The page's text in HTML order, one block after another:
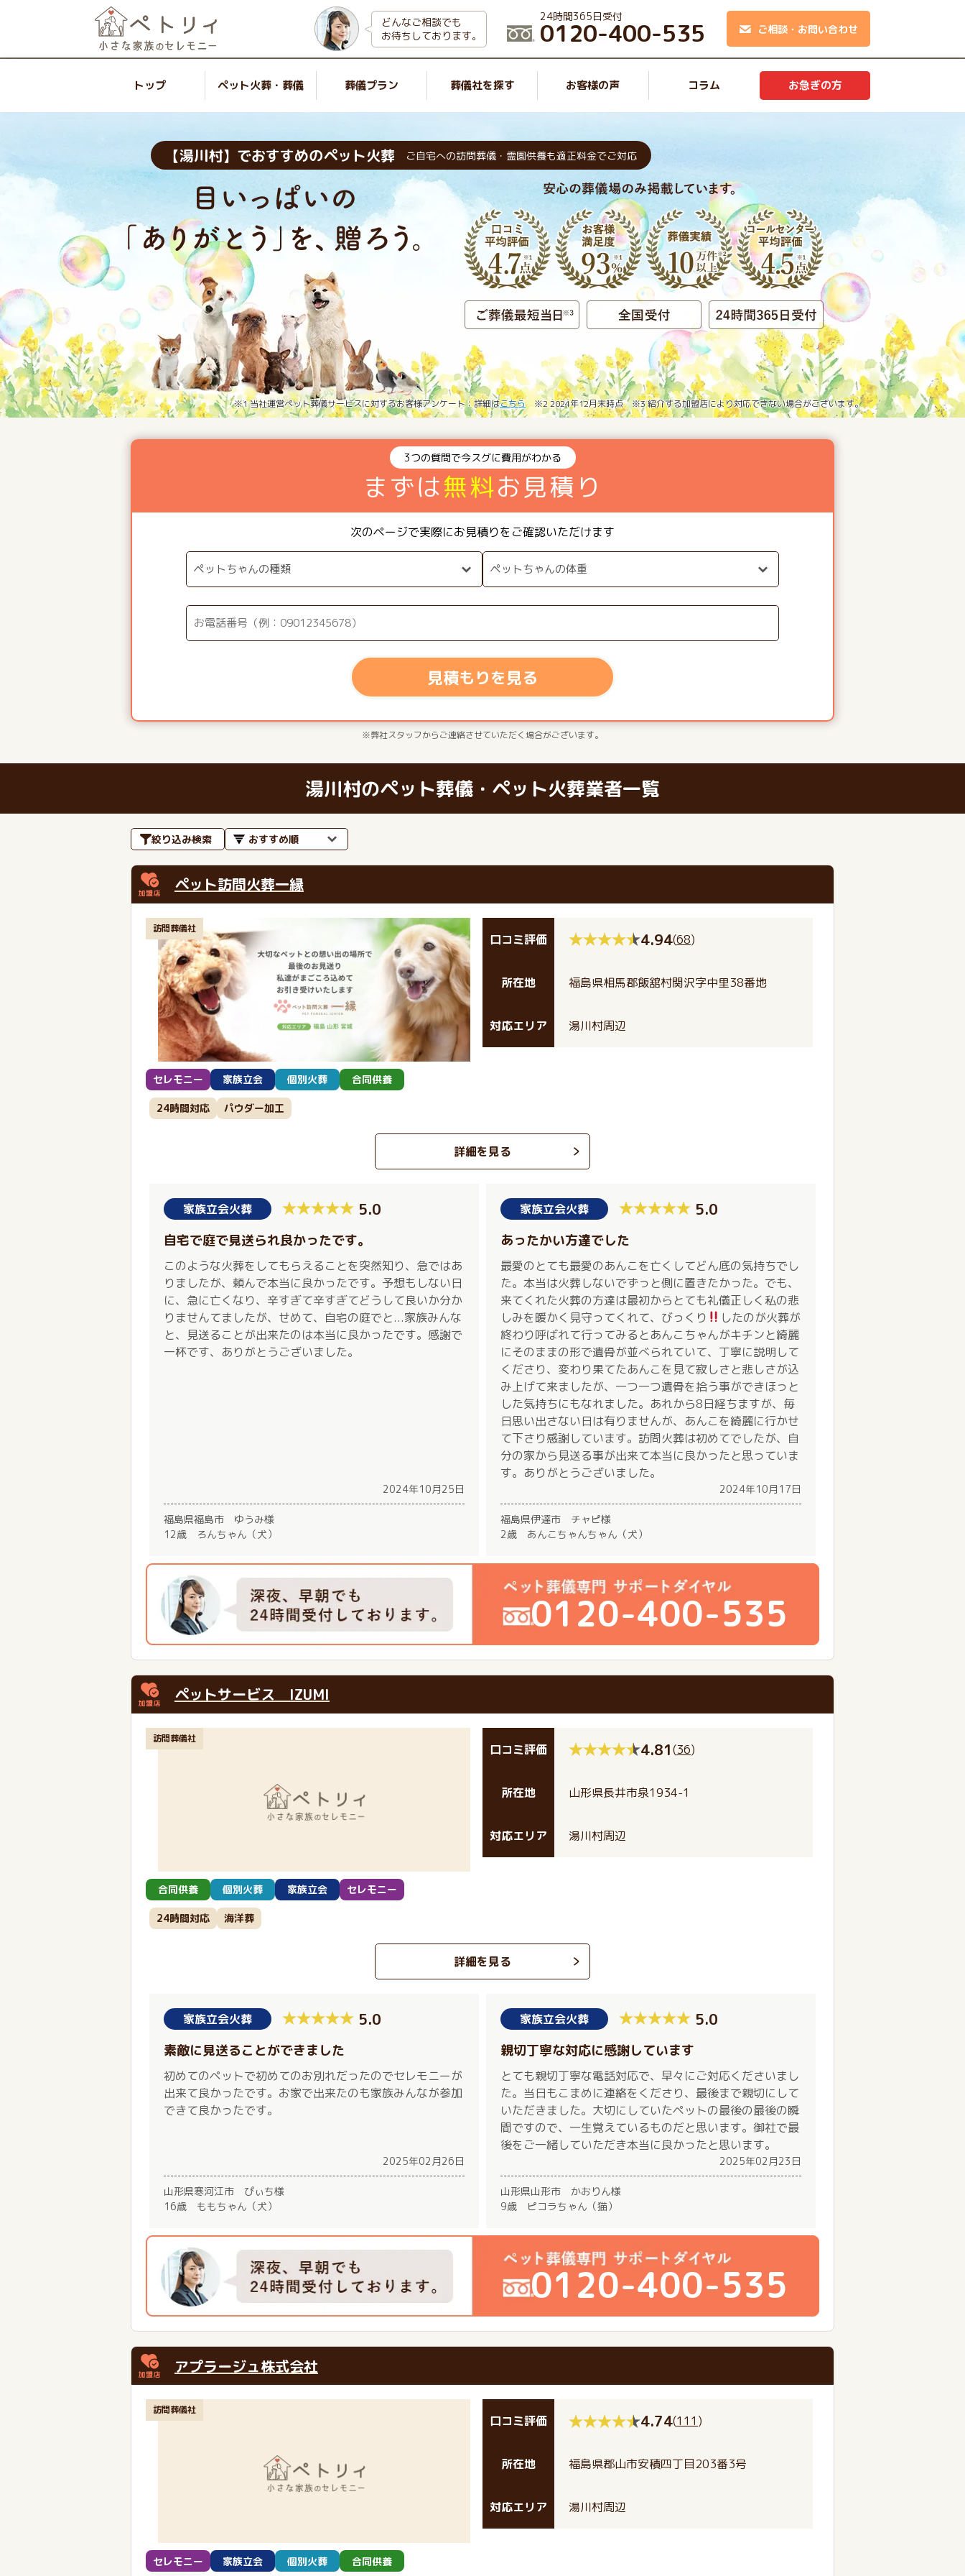
どんなご相談でも
お待ちしております。
24時間365日受付
0120-400-535 ご相談・お問い合わせ
トップ ペット火葬・葬儀 葬儀プラン 葬儀社を探す お客様の声 コラム お急ぎの方
【湯川村】でおすすめのペット火葬 ご自宅への訪問葬儀・霊園供養も適正料金でご対応
※1 当社運営ペット葬儀サービスに対するお客様アンケート：詳細はこちら※2 2024年12月末時点 ※3 紹介する加盟店により対応できない場合がございます。
3つの質問で今スグに費用がわかる
まずは無料お見積り
次のページで実際にお見積りをご確認いただけます
見積もりを見る
※弊社スタッフからご連絡させていただく場合がございます。
湯川村のペット葬儀・ペット火葬業者一覧
絞り込み検索
ペット訪問火葬一縁
訪問葬儀社
口コミ評価 4.94(68)
所在地 福島県相馬郡飯舘村関沢字中里38番地
対応エリア 湯川村周辺
セレモニー 家族立会 個別火葬 合同供養
24時間対応 パウダー加工
詳細を見る
家族立会火葬 5.0
自宅で庭で見送られ良かったです。
このような火葬をしてもらえることを突然知り、急ではあ
りましたが、頼んで本当に良かったです。予想もしない日
に、急に亡くなり、辛すぎて辛すぎてどうして良いか分か
りませんてましたが、せめて、自宅の庭でと...家族みんな
と、見送ることが出来たのは本当に良かったです。感謝で
一杯です、ありがとうございました。
2024年10月25日
福島県福島市 ゆうみ様
12歳 ろんちゃん（犬）
家族立会火葬 5.0
あったかい方達でした
最愛のとても最愛のあんこを亡くしてどん底の気持ちでし
た。本当は火葬しないでずっと側に置きたかった。でも、
来てくれた火葬の方達は最初からとても礼儀正しく私の悲
しみを暖かく見守ってくれて、びっくり
したのが火葬が
終わり呼ばれて行ってみるとあんこちゃんがキチンと綺麗
にそのままの形で遺骨が並べられていて、丁寧に説明して
くださり、変わり果てたあんこを見て寂しさと悲しさが込
み上げて来ましたが、一つ一つ遺骨を拾う事ができほっと
した気持ちにもなれました。あれから8日経ちますが、毎
日思い出さない日は有りませんが、あんこを綺麗に行かせ
て下さり感謝しています。訪問火葬は初めてでしたが、自
分の家から見送る事が出来て本当に良かったと思っていま
す。ありがとうございました。
2024年10月17日
福島県伊達市 チャピ様
2歳 あんこちゃんちゃん（犬）
0120-400-535
ペットサービス IZUMI
訪問葬儀社
口コミ評価 4.81(36)
所在地 山形県長井市泉1934-1
対応エリア 湯川村周辺
合同供養 個別火葬 家族立会 セレモニー
24時間対応 海洋葬
詳細を見る
家族立会火葬 5.0
素敵に見送ることができました
初めてのペットで初めてのお別れだったのでセレモニーが
出来て良かったです。お家で出来たのも家族みんなが参加
できて良かったです。
2025年02月26日
山形県寒河江市 ぴぃち様
16歳 ももちゃん（犬）
家族立会火葬 5.0
親切丁寧な対応に感謝しています
とても親切丁寧な電話対応で、早々にご対応くださいまし
た。当日もこまめに連絡をくださり、最後まで親切にして
いただきました。大切にしていたペットの最後の最後の瞬
間ですので、一生覚えているものだと思います。御社で最
後をご一緒していただき本当に良かったと思います。
2025年02月23日
山形県山形市 かおりん様
9歳 ピコラちゃん（猫）
0120-400-535
アプラージュ株式会社
訪問葬儀社
口コミ評価 4.74(111 )
所在地 福島県郡山市安積四丁目203番3号
対応エリア 湯川村周辺
セレモニー 家族立会 個別火葬 合同供養